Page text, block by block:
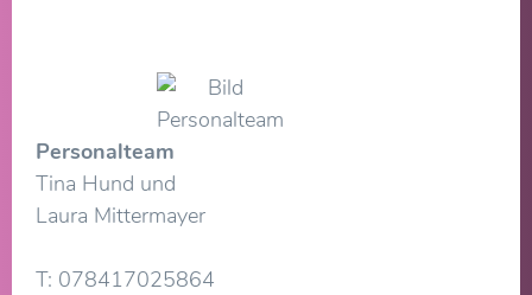
Personalteam
Tina Hund und
Laura Mittermayer
T: 078417025864